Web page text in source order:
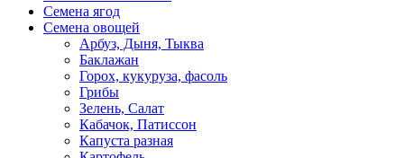
Семена ягод
Семена овощей
Арбуз, Дыня, Тыква
Баклажан
Горох, кукуруза, фасоль
Грибы
Зелень, Салат
Кабачок, Патиссон
Капуста разная